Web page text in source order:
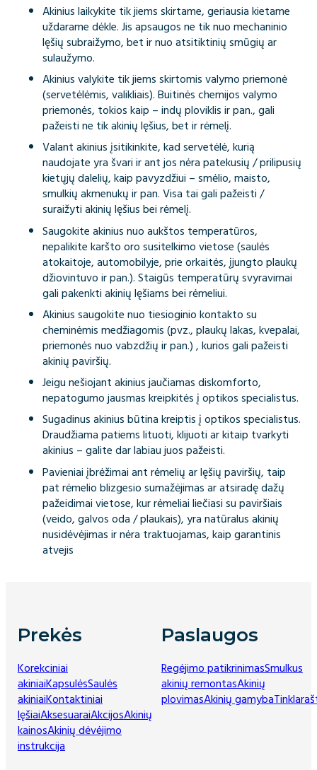
Akinius laikykite tik jiems skirtame, geriausia kietame
uždarame dėkle. Jis apsaugos ne tik nuo mechaninio
lęšių subraižymo, bet ir nuo atsitiktinių smūgių ar
sulaužymo.
Akinius valykite tik jiems skirtomis valymo priemonė
(servetėlėmis, valikliais). Buitinės chemijos valymo
priemonės, tokios kaip – indų ploviklis ir pan., gali
pažeisti ne tik akinių lęšius, bet ir rėmelį.
Valant akinius įsitikinkite, kad servetėlė, kurią
naudojate yra švari ir ant jos nėra patekusių / prilipusių
kietųjų dalelių, kaip pavyzdžiui – smėlio, maisto,
smulkių akmenukų ir pan. Visa tai gali pažeisti /
suraižyti akinių lęšius bei rėmelį.
Saugokite akinius nuo aukštos temperatūros,
nepalikite karšto oro susitelkimo vietose (saulės
atokaitoje, automobilyje, prie orkaitės, įjungto plaukų
džiovintuvo ir pan.). Staigūs temperatūrų svyravimai
gali pakenkti akinių lęšiams bei rėmeliui.
Akinius saugokite nuo tiesioginio kontakto su
cheminėmis medžiagomis (pvz., plaukų lakas, kvepalai,
priemonės nuo vabzdžių ir pan.) , kurios gali pažeisti
akinių paviršių.
Jeigu nešiojant akinius jaučiamas diskomforto,
nepatogumo jausmas kreipkitės į optikos specialistus.
Sugadinus akinius būtina kreiptis į optikos specialistus.
Draudžiama patiems lituoti, klijuoti ar kitaip tvarkyti
akinius – galite dar labiau juos pažeisti.
Pavieniai įbrėžimai ant rėmelių ar lęšių paviršių, taip
pat rėmelio blizgesio sumažėjimas ar atsiradę dažų
pažeidimai vietose, kur rėmeliai liečiasi su paviršiais
(veido, galvos oda / plaukais), yra natūralus akinių
nusidėvėjimas ir nėra traktuojamas, kaip garantinis
atvejis
Prekės
Korekciniai
akiniaiKapsulėsSaulės
akiniaiKontaktiniai
lęšiaiAksesuaraiAkcijosAkinių
kainosAkinių dėvėjimo
instrukcija
Paslaugos
Regėjimo patikrinimasSmulkus
akinių remontasAkinių
plovimasAkinių gamyba